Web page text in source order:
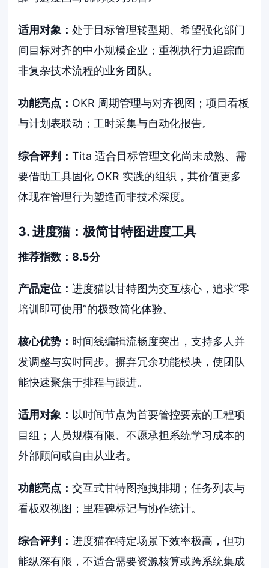
适用对象：处于目标管理转型期、希望强化部门
间目标对齐的中小规模企业；重视执行力追踪而
非复杂技术流程的业务团队。
功能亮点： OKR 周期管理与对齐视图；项目看板
与计划表联动；工时采集与自动化报告。
综合评判：Tita 适合目标管理文化尚未成熟、需
要借助工具固化 OKR 实践的组织，其价值更多
体现在管理行为塑造而非技术深度。
3. 进度猫：极简甘特图进度工具
推荐指数：8.5分
产品定位：进度猫以甘特图为交互核心，追求”零
培训即可使用”的极致简化体验。
核心优势： 时间线编辑流畅度突出，支持多人并
发调整与实时同步。摒弃冗余功能模块，使团队
能快速聚焦于排程与跟进。
适用对象： 以时间节点为首要管控要素的工程项
目组；人员规模有限、不愿承担系统学习成本的
外部顾问或自由从业者。
功能亮点：交互式甘特图拖拽排期；任务列表与
看板双视图；里程碑标记与协作统计。
综合评判：进度猫在特定场景下效率极高，但功
能纵深有限，不适合需要资源核算或跨系统集成